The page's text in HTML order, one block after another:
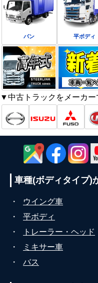
バン 平ボディ
▼中古トラックをメーカー
車種(ボディタイプ)
・ ウイング車
・
平ボディ
・
トレーラー・ヘッド
・
ミキサー車
・
バス